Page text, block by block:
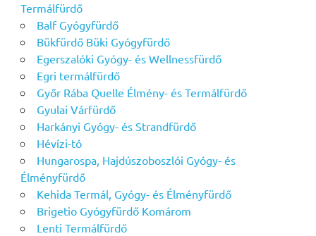
Termálfürdő
Balf Gyógyfürdő
Bükfürdő Büki Gyógyfürdő
Egerszalóki Gyógy- és Wellnessfürdő
Egri termálfürdő
Győr Rába Quelle Élmény- és Termálfürdő
Gyulai Várfürdő
Harkányi Gyógy- és Strandfürdő
Hévízi-tó
Hungarospa, Hajdúszoboszlói Gyógy- és
Élményfürdő
Kehida Termál, Gyógy- és Élményfürdő
Brigetio Gyógyfürdő Komárom
Lenti Termálfürdő